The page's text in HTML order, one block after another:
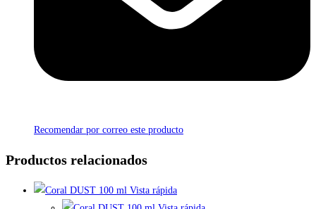
Recomendar por correo este producto
Productos relacionados
Vista rápida